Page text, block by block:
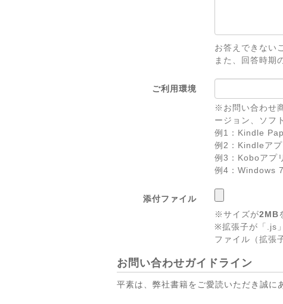
お答えできない
また、回答時期
ご利用環境
※お問い合わせ
ージョン、ソフ
例1：Kindle
例2：Kindleア
例3：Koboアプ
例4：Windows
添付ファイル
※サイズが2MB
※拡張子が「.js
ファイル（拡張
お問い合わせガイドライン
平素は、弊社書籍をご愛読いただき誠に